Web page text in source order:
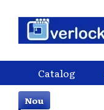
Catalog
Nou